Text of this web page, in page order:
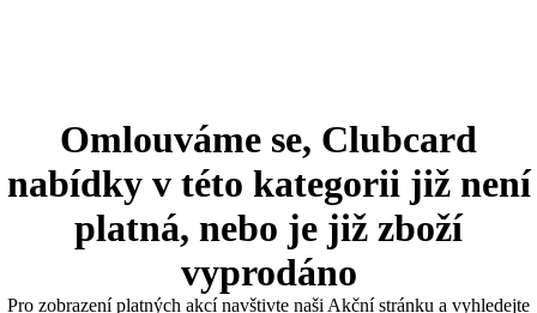
Omlouváme se, Clubcard
nabídky v této kategorii již není
platná, nebo je již zboží
vyprodáno
Pro zobrazení platných akcí navštivte naši Akční stránku a vyhledejte